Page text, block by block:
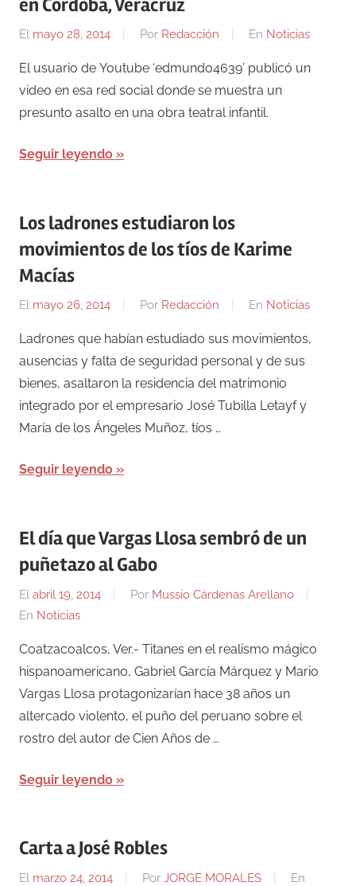
en Córdoba, Veracruz
El mayo 28, 2014 Por Redacción En Noticias
El usuario de Youtube ‘edmundo4639’ publicó un
video en esa red social donde se muestra un
presunto asalto en una obra teatral infantil.
Seguir leyendo
Los ladrones estudiaron los
movimientos de los tíos de Karime
Macías
El mayo 26, 2014 Por Redacción En Noticias
Ladrones que habían estudiado sus movimientos,
ausencias y falta de seguridad personal y de sus
bienes, asaltaron la residencia del matrimonio
integrado por el empresario José Tubilla Letayf y
María de los Ángeles Muñoz, tíos …
Seguir leyendo
El día que Vargas Llosa sembró de un
puñetazo al Gabo
El abril 19, 2014 Por Mussio Cárdenas Arellano
En Noticias
Coatzacoalcos, Ver.- Titanes en el realismo mágico
hispanoamericano, Gabriel García Márquez y Mario
Vargas Llosa protagonizarían hace 38 años un
altercado violento, el puño del peruano sobre el
rostro del autor de Cien Años de …
Seguir leyendo
Carta a José Robles
El marzo 24, 2014 Por JORGE MORALES
En